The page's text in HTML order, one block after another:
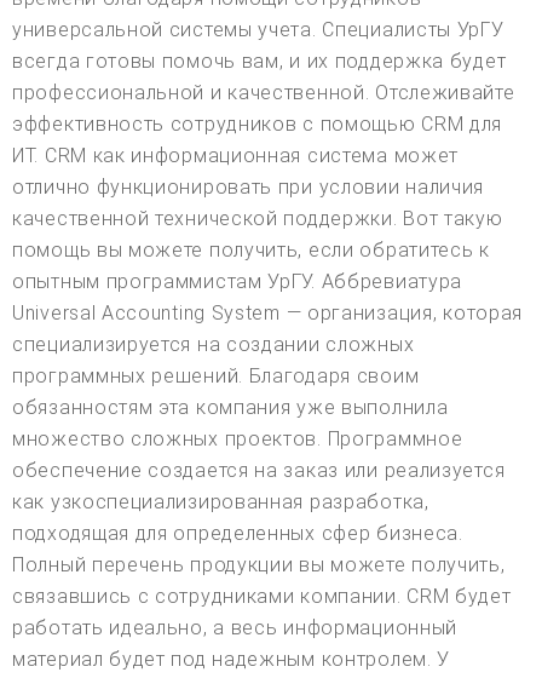
универсальной системы учета. Специалисты УрГУ
всегда готовы помочь вам, и их поддержка будет
профессиональной и качественной. Отслеживайте
эффективность сотрудников с помощью CRM для
ИТ. CRM как информационная система может
отлично функционировать при условии наличия
качественной технической поддержки. Вот такую
помощь вы можете получить, если обратитесь к
опытным программистам УрГУ. Аббревиатура
Universal Accounting System — организация, которая
специализируется на создании сложных
программных решений. Благодаря своим
обязанностям эта компания уже выполнила
множество сложных проектов. Программное
обеспечение создается на заказ или реализуется
как узкоспециализированная разработка,
подходящая для определенных сфер бизнеса.
Полный перечень продукции вы можете получить,
связавшись с сотрудниками компании. CRM будет
работать идеально, а весь информационный
материал будет под надежным контролем. У